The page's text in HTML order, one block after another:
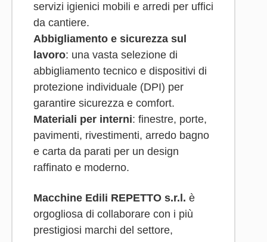
servizi igienici mobili e arredi per uffici
da cantiere.
Abbigliamento e sicurezza sul
lavoro: una vasta selezione di
abbigliamento tecnico e dispositivi di
protezione individuale (DPI) per
garantire sicurezza e comfort.
Materiali per interni: finestre, porte,
pavimenti, rivestimenti, arredo bagno
e carta da parati per un design
raffinato e moderno.
Macchine Edili REPETTO s.r.l. è
orgogliosa di collaborare con i più
prestigiosi marchi del settore,